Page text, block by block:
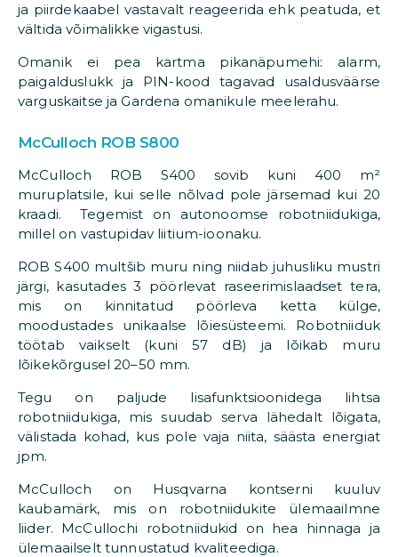
ja piirdekaabel vastavalt reageerida ehk peatuda, et
vältida võimalikke vigastusi.
Omanik ei pea kartma pikanäpumehi: alarm,
paigalduslukk ja PIN-kood tagavad usaldusväärse
varguskaitse ja Gardena omanikule meelerahu.
McCulloch ROB S800
McCulloch ROB S400 sovib kuni 400 m²
muruplatsile, kui selle nõlvad pole järsemad kui 20
kraadi. Tegemist on autonoomse robotniidukiga,
millel on vastupidav liitium-ioonaku.
ROB S400 multšib muru ning niidab juhusliku mustri
järgi, kasutades 3 pöörlevat raseerimislaadset tera,
mis on kinnitatud pöörleva ketta külge,
moodustades unikaalse lõiesüsteemi. Robotniiduk
töötab vaikselt (kuni 57 dB) ja lõikab muru
lõikekõrgusel 20–50 mm.
Tegu on paljude lisafunktsioonidega lihtsa
robotniidukiga, mis suudab serva lähedalt lõigata,
välistada kohad, kus pole vaja niita, säästa energiat
jpm.
McCulloch on Husqvarna kontserni kuuluv
kaubamärk, mis on robotniidukite ülemaailmne
liider. McCullochi robotniidukid on hea hinnaga ja
ülemaailselt tunnustatud kvaliteediga.